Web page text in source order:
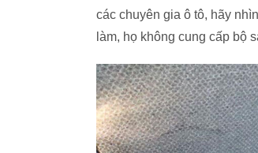
các chuyên gia ô tô, hãy
làm, họ không cung cấp bộ